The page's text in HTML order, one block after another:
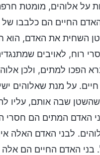
על אלוהים, מומטת
החיים הם כלבבו של
השחית את האדם, הוא
רוח, לאויבים
הפכו למתים, ולכן
על מנת שאלוהים
שבה אותם, עליו
בני האדם המתים הם
לבני האדם האלה
בני האדם החיים הם